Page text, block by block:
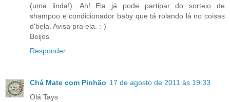
(uma linda!). Ah! Ela já pode partipar do sorteio de
shampoo e condicionador baby que tá rolando lá no coisas
d'bela. Avisa pra ela. :-)
Beijos
Responder
Chá Mate com Pinhão 17 de agosto de 2011 às 19:33
Olá Tays